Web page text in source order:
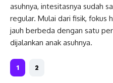
asuhnya, intesitasnya sudah
regular. Mulai dari fisik, fokus
jauh berbeda dengan satu
dijalankan anak asuhnya.
1 2